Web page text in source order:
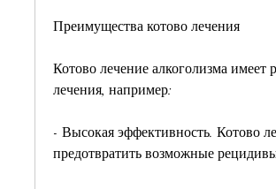
Преимущества котово лечения
Котово лечение алкоголизма
лечения, например:
- Высокая эффективность. Котово
предотвратить возможные